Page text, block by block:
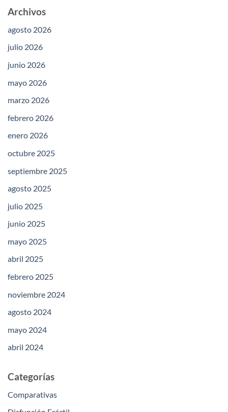
Archivos
agosto 2026
julio 2026
junio 2026
mayo 2026
marzo 2026
febrero 2026
enero 2026
octubre 2025
septiembre 2025
agosto 2025
julio 2025
junio 2025
mayo 2025
abril 2025
febrero 2025
noviembre 2024
agosto 2024
mayo 2024
abril 2024
Categorías
Comparativas